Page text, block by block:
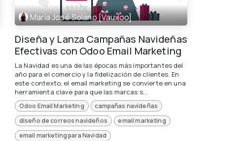
María José Solano [Vauxoo]
Diseña y Lanza Campañas Navideñas
Efectivas con Odoo Email Marketing
La Navidad es una de las épocas más importantes del
año para el comercio y la fidelización de clientes. En
este contexto, el email marketing se convierte en una
herramienta clave para que las marcas s...
Odoo Email Marketing
campañas navideñas
diseño de correos navideños
email marketing
email marketing para Navidad